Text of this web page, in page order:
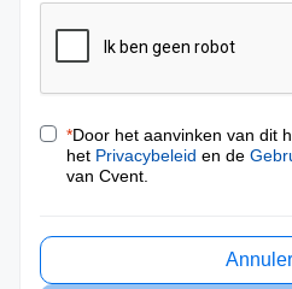
*Door het aanvinken van dit
het Privacybeleid en de
van Cvent.